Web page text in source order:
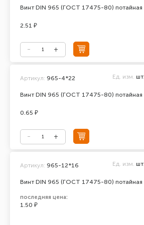
Винт DIN 965 (ГОСТ 17475-80) потайная
2.51 ₽
Винт DIN 965 (ГОСТ 17475-80) потайная
Артикул: 965-4*22 Ед. изм. шт.
0.65 ₽
Винт DIN 965 (ГОСТ 17475-80) потайная
Артикул: 965-12*16 Ед. изм. шт.
последняя цена:
1.50 ₽